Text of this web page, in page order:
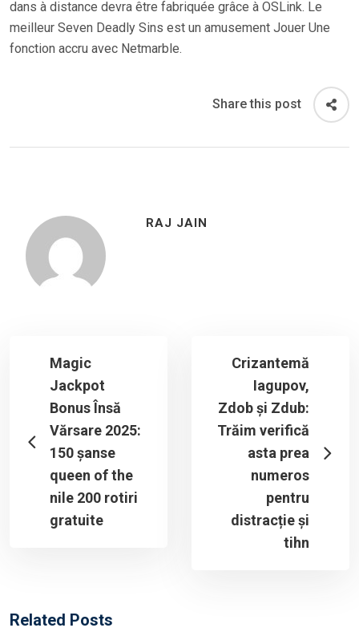
dans à distance devra être fabriquée grâce à OSLink. Le
meilleur Seven Deadly Sins est un amusement Jouer Une
fonction accru avec Netmarble.
Share this post
RAJ JAIN
Magic
Jackpot
Bonus Însă
Vărsare 2025:
150 șanse
queen of the
nile 200 rotiri
gratuite
Crizantemă
Iagupov,
Zdob și Zdub:
Trăim verifică
asta prea
numeros
pentru
distracție și
tihn
Related Posts